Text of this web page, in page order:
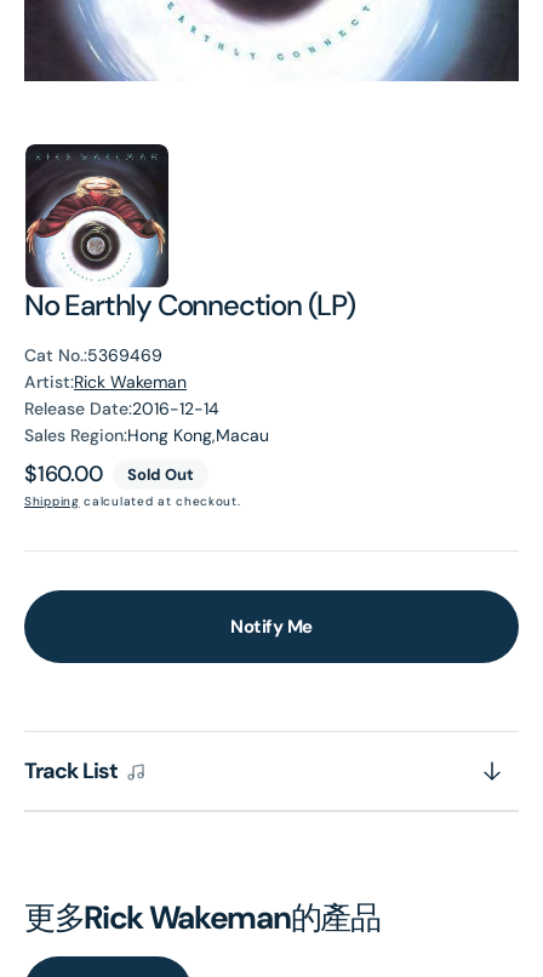
No Earthly Connection (LP)
Cat No.:5369469
Artist:Rick Wakeman
Release Date:2016-12-14
Sales Region:Hong Kong,Macau
Regular
price
$160.00 Sold Out
Shipping calculated at checkout.
Notify Me
Track List
更多Rick Wakeman的產品